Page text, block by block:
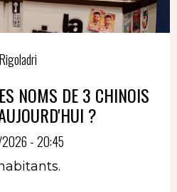
Rigoladri
NOMS DE 3 CHINOIS
?
- 20:45